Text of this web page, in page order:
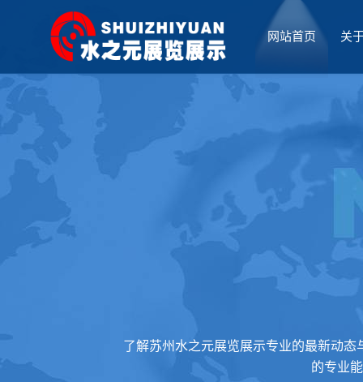
网站首页 关
了解苏州水之元展览展示专业的最新动
的专业